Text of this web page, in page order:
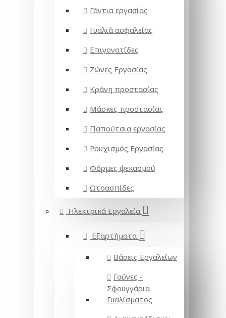
Γάντια εργασίας
Γυαλιά ασφαλείας
Επιγονατίδες
Ζώνες Εργασίας
Κράνη προστασίας
Μάσκες προστασίας
Παπούτσια εργασίας
Ρουχισμός Εργασίας
Φόρμες ψεκασμού
Ωτοασπίδες
Ηλεκτρικά Εργαλεία
Εξαρτήματα
Βάσεις Εργαλείων
Γούνες -
Σφουγγάρια
Γυαλίσματος